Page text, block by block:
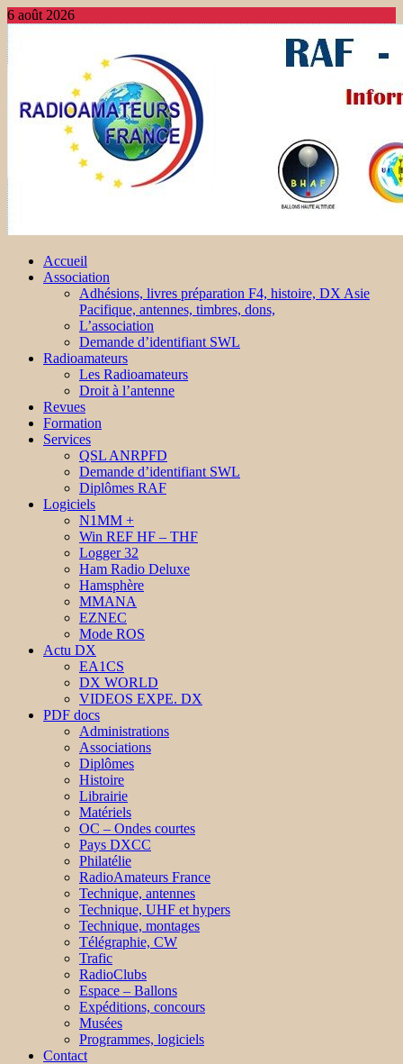
6 août 2026
Accueil
Association
Adhésions, livres préparation F4, histoire, DX Asie
Pacifique, antennes, timbres, dons,
L’association
Demande d’identifiant SWL
Radioamateurs
Les Radioamateurs
Droit à l’antenne
Revues
Formation
Services
QSL ANRPFD
Demande d’identifiant SWL
Diplômes RAF
Logiciels
N1MM +
Win REF HF – THF
Logger 32
Ham Radio Deluxe
Hamsphère
MMANA
EZNEC
Mode ROS
Actu DX
EA1CS
DX WORLD
VIDEOS EXPE. DX
PDF docs
Administrations
Associations
Diplômes
Histoire
Librairie
Matériels
OC – Ondes courtes
Pays DXCC
Philatélie
RadioAmateurs France
Technique, antennes
Technique, UHF et hypers
Technique, montages
Télégraphie, CW
Trafic
RadioClubs
Espace – Ballons
Expéditions, concours
Musées
Programmes, logiciels
Contact